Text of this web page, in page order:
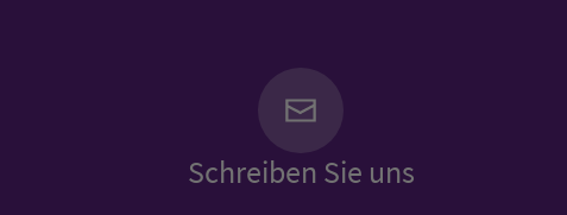
Schreiben Sie uns